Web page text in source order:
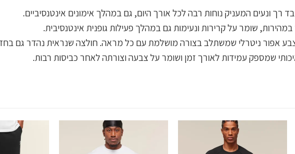
רך ונעים המעניק נוחות רבה לכל אורך היום, גם במהלך אימונים אינטנסיביים.
שומר על קרירות ונעימות גם במהלך פעילות גופנית אינטנסיבית.
אפור ניטרלי שמשתלב בצורה מושלמת עם כל מראה. חולצה שנראית נהדר גם בחדר
שמספק עמידות לאורך זמן ושומר על צבעה וצורתה לאחר כביסות רבות.